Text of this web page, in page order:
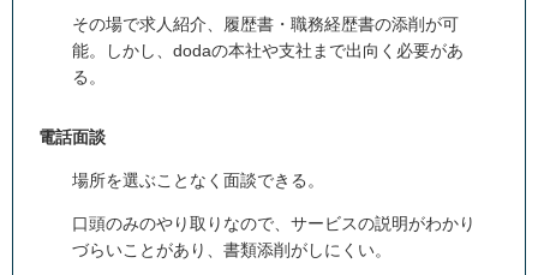
その場で求人紹介、履歴書・職務経歴書の添削が可
能。しかし、 dodaの本社や支社まで出向く必要があ
る。
電話面談
場所を選ぶことなく面談できる。
口頭のみのやり取りなので、サービスの説明がわかり
づらいことがあり、書類添削がしにくい。